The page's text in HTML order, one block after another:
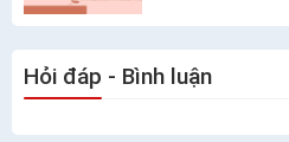
Hỏi đáp - Bình luận